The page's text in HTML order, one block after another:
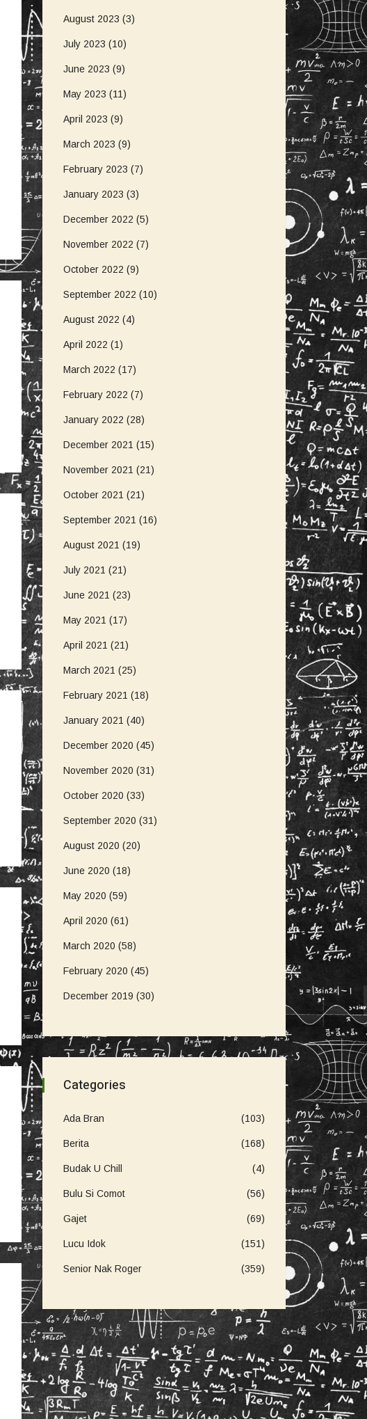
August 2023 (3)
July 2023 (10)
June 2023 (9)
May 2023 (11)
April 2023 (9)
March 2023 (9)
February 2023 (7)
January 2023 (3)
December 2022 (5)
November 2022 (7)
October 2022 (9)
September 2022 (10)
August 2022 (4)
April 2022 (1)
March 2022 (17)
February 2022 (7)
January 2022 (28)
December 2021 (15)
November 2021 (21)
October 2021 (21)
September 2021 (16)
August 2021 (19)
July 2021 (21)
June 2021 (23)
May 2021 (17)
April 2021 (21)
March 2021 (25)
February 2021 (18)
January 2021 (40)
December 2020 (45)
November 2020 (31)
October 2020 (33)
September 2020 (31)
August 2020 (20)
June 2020 (18)
May 2020 (59)
April 2020 (61)
March 2020 (58)
February 2020 (45)
December 2019 (30)
Categories
Ada Bran (103)
Berita (168)
Budak U Chill (4)
Bulu Si Comot (56)
Gajet (69)
Lucu Idok (151)
Senior Nak Roger (359)